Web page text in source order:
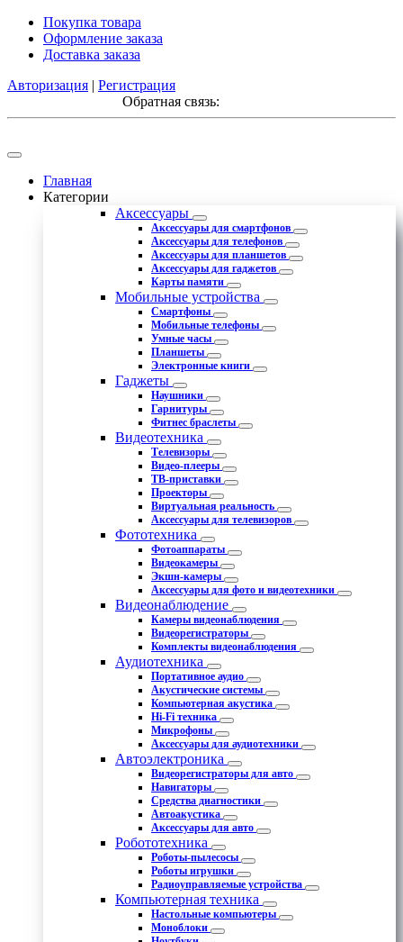
Покупка товара
Оформление заказа
Доставка заказа
Авторизация | Регистрация
Обратная связь:
Главная
Категории
Аксессуары
Аксессуары для смартфонов
Аксессуары для телефонов
Аксессуары для планшетов
Аксессуары для гаджетов
Карты памяти
Мобильные устройства
Смартфоны
Мобильные телефоны
Умные часы
Планшеты
Электронные книги
Гаджеты
Наушники
Гарнитуры
Фитнес браслеты
Видеотехника
Телевизоры
Видео-плееры
ТВ-приставки
Проекторы
Виртуальная реальность
Аксессуары для телевизоров
Фототехника
Фотоаппараты
Видеокамеры
Экшн-камеры
Аксессуары для фото и видеотехники
Видеонаблюдение
Камеры видеонаблюдения
Видеорегистраторы
Комплекты видеонаблюдения
Аудиотехника
Портативное аудио
Акустические системы
Компьютерная акустика
Hi-Fi техника
Микрофоны
Аксессуары для аудиотехники
Автоэлектроника
Видеорегистраторы для авто
Навигаторы
Средства диагностики
Автоакустика
Аксессуары для авто
Робототехника
Роботы-пылесосы
Роботы игрушки
Радиоуправляемые устройства
Компьютерная техника
Настольные компьютеры
Моноблоки